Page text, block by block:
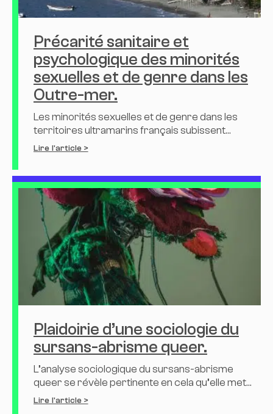
Précarité sanitaire et
psychologique des minorités
sexuelles et de genre dans les
Outre-mer.
Les minorités sexuelles et de genre dans les
territoires ultramarins français subissent...
Lire l'article >
Plaidoirie d’une sociologie du
sursans-abrisme queer.
L’analyse sociologique du sursans-abrisme
queer se révèle pertinente en cela qu’elle met...
Lire l'article >